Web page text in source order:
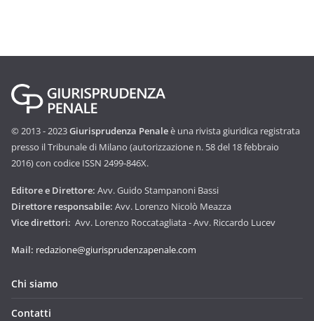
© 2013 - 2023Giurisprudenza Penaleè una rivista giuridica registrata
presso il Tribunale di Milano (autorizzazione n. 58 del 18 febbraio
2016) con codice ISSN 2499-846X.
Editore e Direttore: Avv. Guido Stampanoni Bassi
Direttore responsabile: Avv. Lorenzo Nicolò Meazza
Vice direttori: Avv. Lorenzo Roccatagliata - Avv. Riccardo Lucev
Mail: redazione@giurisprudenzapenale.com
Chi siamo
Contatti